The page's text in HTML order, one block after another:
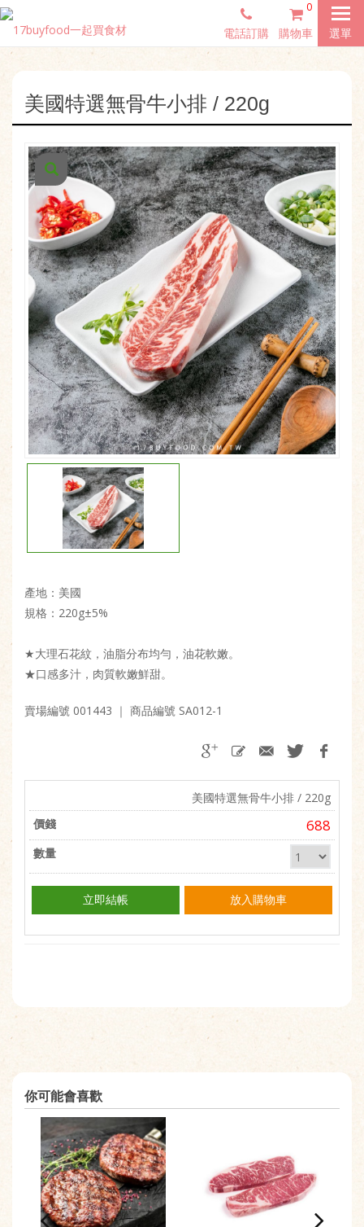
選單
電話訂購
0
購物車
美國特選無骨牛小排 / 220g
產地：美國
規格：220g±5%
★大理石花紋，油脂分布均勻，油花軟嫩。
★口感多汁，肉質軟嫩鮮甜。
賣場編號 001443 ｜ 商品編號 SA012-1
美國特選無骨牛小排 / 220g
688
立即結帳 放入購物車
你可能會喜歡